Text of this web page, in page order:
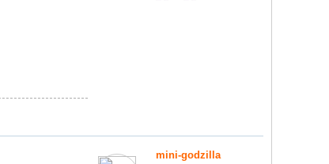
mini-godzilla